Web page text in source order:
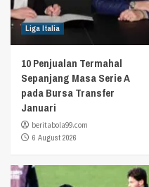
Liga Italia
10 Penjualan Termahal
Sepanjang Masa Serie A
pada Bursa Transfer
Januari
beritabola99.com
6 August 2026